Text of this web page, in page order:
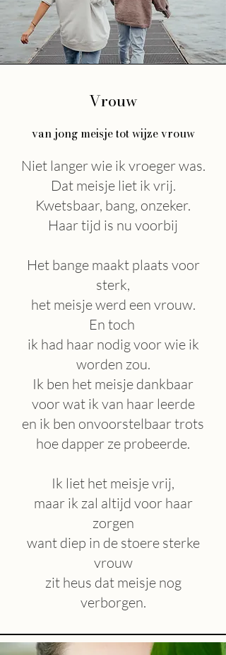
Vrouw
van jong meisje tot wijze vrouw
Niet langer wie ik vroeger was.
Dat meisje liet ik vrij.
Kwetsbaar, bang, onzeker.
Haar tijd is nu voorbij
Het bange maakt plaats voor
sterk,
het meisje werd een vrouw.
En toch
ik had haar nodig voor wie ik
worden zou.
Ik ben het meisje dankbaar
voor wat ik van haar leerde
en ik ben onvoorstelbaar trots
hoe dapper ze probeerde.
Ik liet het meisje vrij,
maar ik zal altijd voor haar
zorgen
want diep in de stoere sterke
vrouw
zit heus dat meisje nog
verborgen.